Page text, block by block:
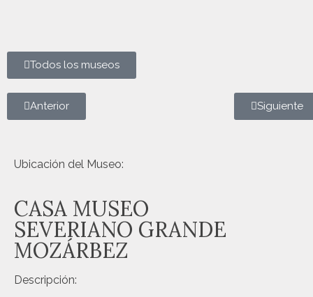
Todos los museos
Anterior Siguiente
Ubicación del Museo:
CASA MUSEO
SEVERIANO GRANDE
MOZÁRBEZ
Descripción: